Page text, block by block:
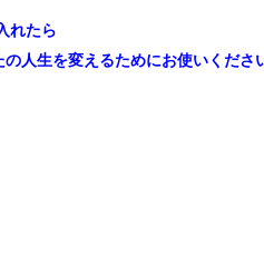
れたら
人生を変えるためにお使いくださ